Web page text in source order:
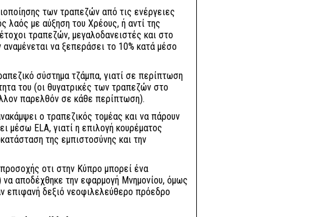
των τραπεζών από τις ενέργειες
λαός με αύξηση του Χρέους, ή αντί της
τραπεζών, μεγαλοδανειστές και στο
να ξεπεράσει το 10% κατά μέσο
σύστημα τζάμπα, γιατί σε περίπτωση
του (οι θυγατρικές των τραπεζών στο
παρελθόν σε κάθε περίπτωση).
ο τραπεζικός τομέας και να πάρουν
μέσω ELA, γιατί η επιλογή κουρέματος
της εμπιστοσύνης και την
οτι στην Κύπρο μπορεί ένα
αποδέχθηκε την εφαρμογή Μνημονίου, όμως
επιφανή δεξιό νεοφιλελεύθερο πρόεδρο